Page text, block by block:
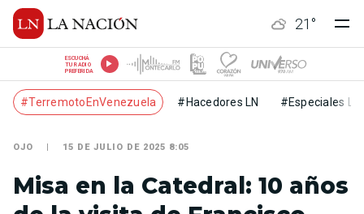
21 °
ESCUCHÁ
TU RADIO
PREFERIDA
#TerremotoEnVenezuela #Hacedores LN #Especiales LN
OJO 15 DE JULIO DE 2025 8:05
Misa en la Catedral: 10 años